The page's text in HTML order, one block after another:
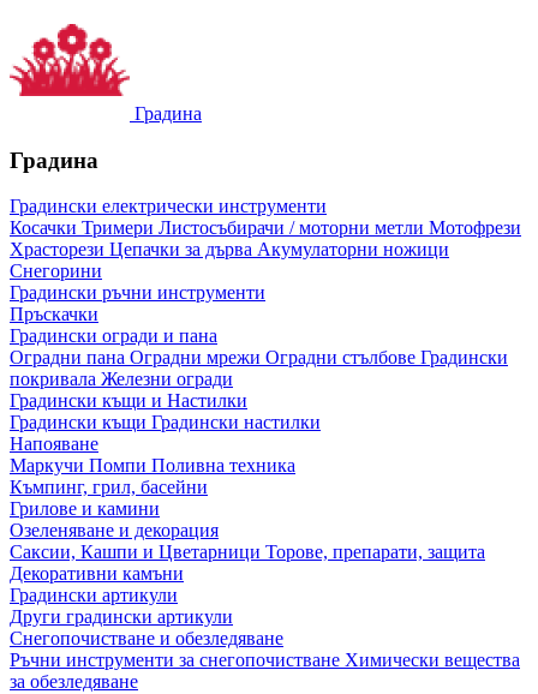
Градина
Градина
Градински електрически инструменти
Косачки Тримери Листосъбирачи / моторни метли Мотофрези
Храсторези Цепачки за дърва Акумулаторни ножици
Снегорини
Градински ръчни инструменти
Пръскачки
Градински огради и пана
Оградни пана Оградни мрежи Оградни стълбове Градински
покривала Железни огради
Градински къщи и Настилки
Градински къщи Градински настилки
Напояване
Маркучи Помпи Поливна техника
Къмпинг, грил, басейни
Грилове и камини
Озеленяване и декорация
Саксии, Кашпи и Цветарници Торове, препарати, защита
Декоративни камъни
Градински артикули
Други градински артикули
Снегопочистване и обезледяване
Ръчни инструменти за снегопочистване Химически вещества
за обезледяване